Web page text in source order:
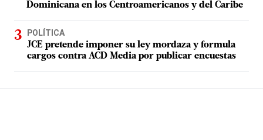
Dominicana en los Centroamericanos y del Caribe
POLÍTICA
JCE pretende imponer su ley mordaza y formula
cargos contra ACD Media por publicar encuestas